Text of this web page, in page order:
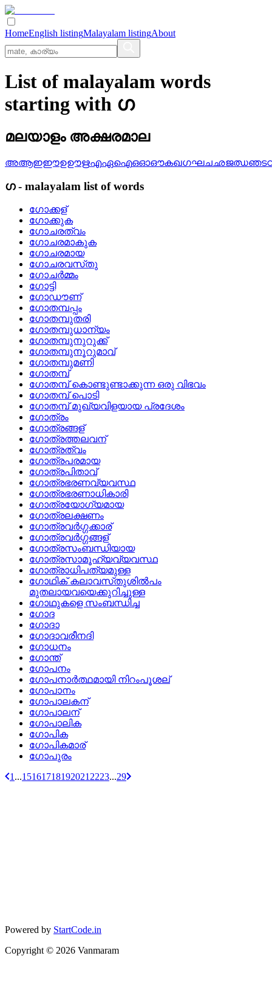
HomeEnglish listingMalayalam listingAbout
List of malayalam words
starting with ഗ
മലയാളം അക്ഷരമാല
അആഇഈഉഊഋഎഏഐഒഓഔകഖഗഘചഛജഝഞട
ഗ- malayalam list of words
ഗോക്കള്
ഗോക്കുക
ഗോചരത്വം
ഗോചരമാകുക
ഗോചരമായ
ഗോചരവസ്‌തു
ഗോചര്‍മ്മം
ഗോട്ടി
ഗോഡൗണ്
ഗോതമ്പപ്പം
ഗോതമ്പുതരി
ഗോതമ്പുധാന്യം
ഗോതമ്പുനുറുക്ക്
ഗോതമ്പുനൂറുമാവ്
ഗോതമ്പുമണി
ഗോതമ്പ്
ഗോതമ്പ്‌ കൊണ്ടുണ്ടാക്കുന്ന ഒരു വിഭവം
ഗോതമ്പ്‌ പൊടി
ഗോതമ്പ്‌ മുഖ്യവിളയായ പ്രദേശം
ഗോത്രം
ഗോത്രങ്ങള്
ഗോത്രത്തലവന്
ഗോത്രത്വം
ഗോത്രപരമായ
ഗോത്രപിതാവ്
ഗോത്രഭരണവ്യവസ്ഥ
ഗോത്രഭരണാധികാരി
ഗോത്രയോഗ്യമായ
ഗോത്രലക്ഷണം
ഗോത്രവര്‍ഗ്ഗക്കാര്
ഗോത്രവര്‍ഗ്ഗങ്ങള്
ഗോത്രസംബന്ധിയായ
ഗോത്രസാമൂഹ്യവ്യവസ്ഥ
ഗോത്രാധിപത്യമുള്ള
ഗോഥിക്‌ കലാവസ്‌തുശില്‍പം
മുതലായവയെക്കുറിച്ചുള്ള
ഗോഥുകളെ സംബന്ധിച്ച
ഗോദ
ഗോദാ
ഗോദാവരീനദി
ഗോധനം
ഗോന്ത്
ഗോപനം
ഗോപനാര്‍ത്ഥമായി നിറംപൂശല്
ഗോപാനം
ഗോപാലകന്
ഗോപാലന്
ഗോപാലിക
ഗോപിക
ഗോപികമാര്
ഗോപുരം
1 ...15161718192021 2223...29
Powered by StartCode.in
Copyright © 2026 Vanmaram